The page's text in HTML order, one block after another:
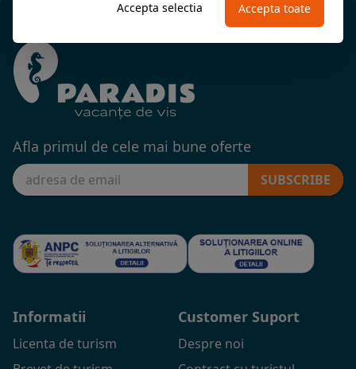
Afla primul de cele mai bune oferte
SUBSCRIBE
Informatii
Licenta de turism
Customer Suport
Despre noi
Accepta selectia Accepta toate